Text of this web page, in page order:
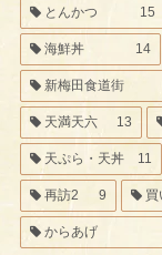
とんかつ 15
海鮮丼 14
新梅田食道街
天満天六 13
天ぷら・天丼 11
再訪2 9 買
からあげ